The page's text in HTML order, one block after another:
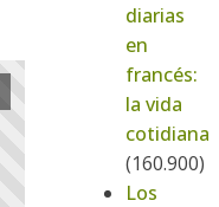
diarias
en
francés:
la vida
cotidiana
(160.900)
Los